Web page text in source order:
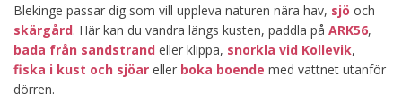
Blekinge passar dig som vill uppleva naturen nära hav, sjö och
skärgård. Här kan du vandra längs kusten, paddla på ARK56,
bada från sandstrand eller klippa, snorkla vid Kollevik,
fiska i kust och sjöar eller boka boende med vattnet utanför
dörren.